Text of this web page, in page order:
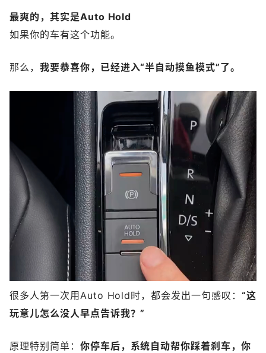
最爽的，其实是Auto Hold
如果你的车有这个功能。
那么， 我要恭喜你，已经进入“半自动摸鱼模式”了。
很多人第一次用Auto Hold时，都会发出一句感叹： “这
玩意儿怎么没人早点告诉我？”
原理特别简单： 你停车后，系统自动帮你踩着刹车，你